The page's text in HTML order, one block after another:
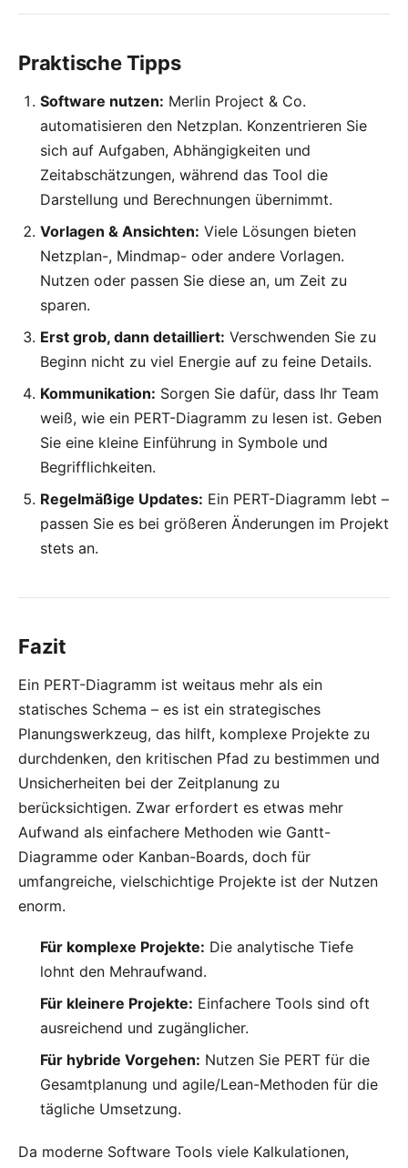
Praktische Tipps
Software nutzen: Merlin Project & Co.
automatisieren den Netzplan. Konzentrieren Sie
sich auf Aufgaben, Abhängigkeiten und
Zeitabschätzungen, während das Tool die
Darstellung und Berechnungen übernimmt.
Vorlagen & Ansichten: Viele Lösungen bieten
Netzplan-, Mindmap- oder andere Vorlagen.
Nutzen oder passen Sie diese an, um Zeit zu
sparen.
Erst grob, dann detailliert: Verschwenden Sie zu
Beginn nicht zu viel Energie auf zu feine Details.
Kommunikation: Sorgen Sie dafür, dass Ihr Team
weiß, wie ein PERT-Diagramm zu lesen ist. Geben
Sie eine kleine Einführung in Symbole und
Begrifflichkeiten.
Regelmäßige Updates: Ein PERT-Diagramm lebt –
passen Sie es bei größeren Änderungen im Projekt
stets an.
Fazit
Ein PERT-Diagramm ist weitaus mehr als ein
statisches Schema – es ist ein strategisches
Planungswerkzeug, das hilft, komplexe Projekte zu
durchdenken, den kritischen Pfad zu bestimmen und
Unsicherheiten bei der Zeitplanung zu
berücksichtigen. Zwar erfordert es etwas mehr
Aufwand als einfachere Methoden wie Gantt-
Diagramme oder Kanban-Boards, doch für
umfangreiche, vielschichtige Projekte ist der Nutzen
enorm.
Für komplexe Projekte: Die analytische Tiefe
lohnt den Mehraufwand.
Für kleinere Projekte: Einfachere Tools sind oft
ausreichend und zugänglicher.
Für hybride Vorgehen: Nutzen Sie PERT für die
Gesamtplanung und agile/Lean-Methoden für die
tägliche Umsetzung.
Da moderne Software Tools viele Kalkulationen,